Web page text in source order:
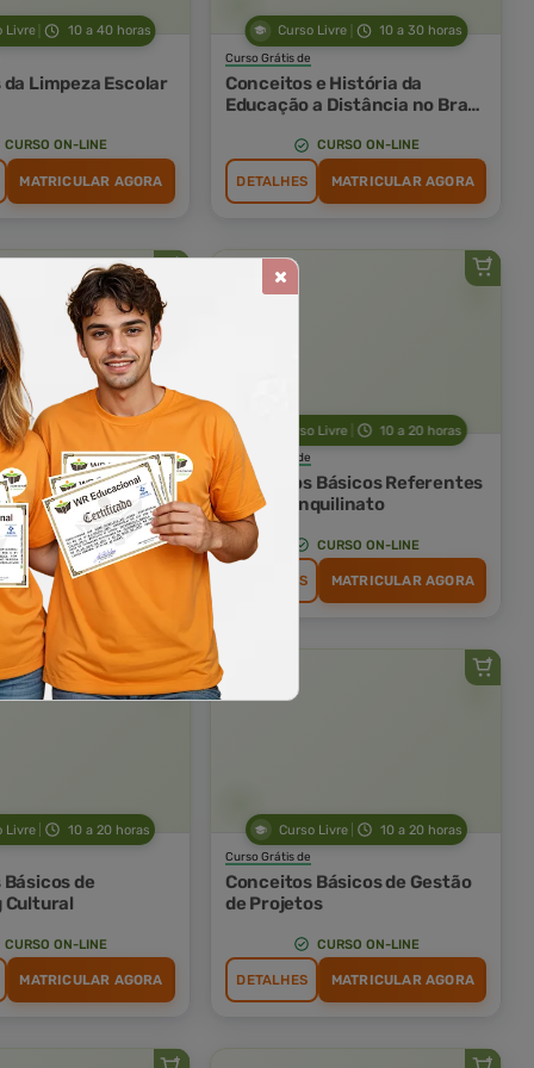
Livre 10 a 40 horas
Limpeza Escolar
CURSO ON-LINE
MATRICULAR AGORA
Curso Livre 10 a 30 horas
Curso Grátis de
Conceitos e História da
Educação a Distância no Brasil
CURSO ON-LINE
DETALHES MATRICULAR AGORA
Livre 10 a 60 horas
de Endemias
CURSO ON-LINE
MATRICULAR AGORA
Curso Livre 10 a 20 horas
Curso Grátis de
Conceitos Básicos Referentes
a Lei do Inquilinato
CURSO ON-LINE
DETALHES MATRICULAR AGORA
Livre 10 a 20 horas
de
Cultural
CURSO ON-LINE
MATRICULAR AGORA
Curso Livre 10 a 20 horas
Curso Grátis de
Conceitos Básicos de Gestão
de Projetos
CURSO ON-LINE
DETALHES MATRICULAR AGORA